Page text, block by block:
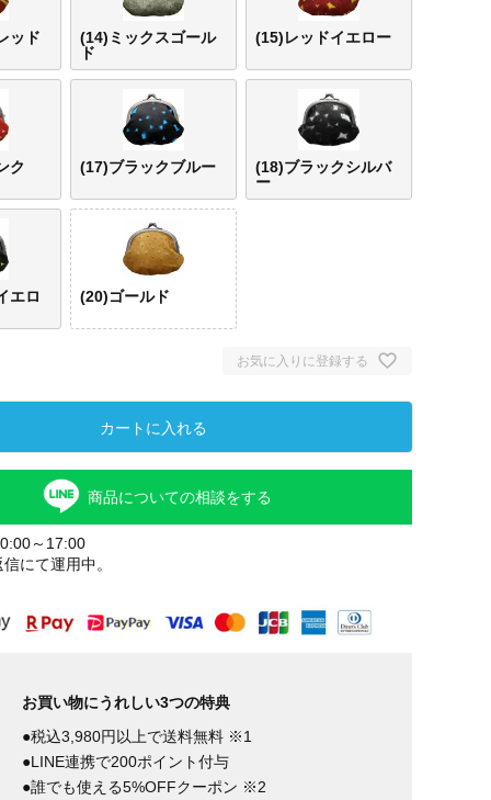
ッド
(14)ミックスゴール
ド
(15)レッドイエロー
ク (17)ブラックブルー
(18)ブラックシルバ
ー
エロ (20)ゴールド
お気に入りに登録する
カートに入れる
商品についての相談をする
～17:00
にて運用中。
お買い物にうれしい3つの特典
●税込3,980円以上で送料無料 ※1
●LINE連携で200ポイント付与
●誰でも使える5%OFFクーポン ※2